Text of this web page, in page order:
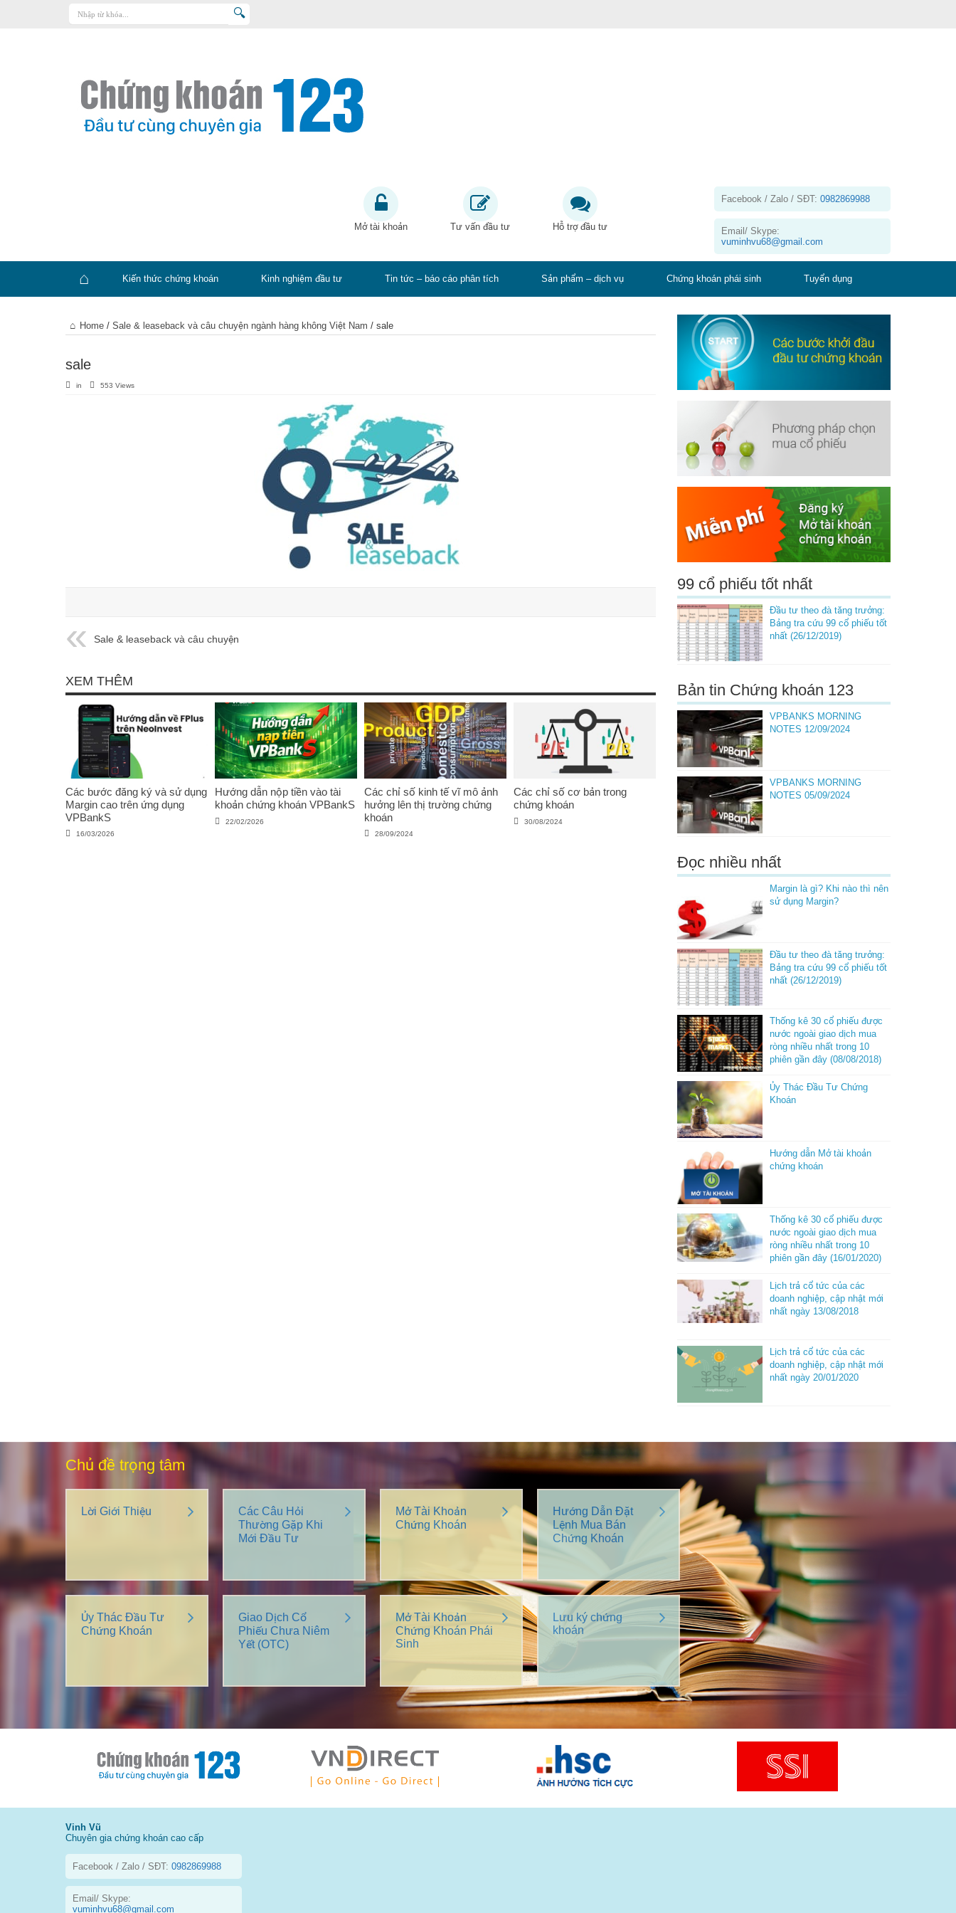
Kiến thức chứng khoán
Kinh nghiệm đầu tư
Tin tức – báo cáo phân tích
Mở tài khoản Tư vấn đầu tư Hỗ trợ đầu tư
Facebook / Zalo / SĐT: 0982869988
Email/ Skype:
vuminhvu68@gmail.com
Trang
chủ
Kiến thức chứng khoán Kinh nghiệm đầu tư Tin tức – báo cáo phân tích Sản phẩm – dịch vụ Chứng khoán phái sinh Tuyển dụng
Home / Sale & leaseback và câu chuyện ngành hàng không Việt Nam / sale
sale
in 553 Views
Sale & leaseback và câu chuyện
XEM THÊM
Các bước đăng ký và sử dụng
Margin cao trên ứng dụng
VPBankS
16/03/2026
Hướng dẫn nộp tiền vào tài
khoản chứng khoán VPBankS
22/02/2026
Các chỉ số kinh tế vĩ mô ảnh
hưởng lên thị trường chứng
khoán
28/09/2024
Các chỉ số cơ bản trong
chứng khoán
30/08/2024
99 cổ phiếu tốt nhất
Đầu tư theo đà tăng trưởng:
Bảng tra cứu 99 cổ phiếu tốt
nhất (26/12/2019)
Bản tin Chứng khoán 123
VPBANKS MORNING
NOTES 12/09/2024
VPBANKS MORNING
NOTES 05/09/2024
Đọc nhiều nhất
Margin là gì? Khi nào thì nên
sử dụng Margin?
Đầu tư theo đà tăng trưởng:
Bảng tra cứu 99 cổ phiếu tốt
nhất (26/12/2019)
Thống kê 30 cổ phiếu được
nước ngoài giao dịch mua
ròng nhiều nhất trong 10
phiên gần đây (08/08/2018)
Ủy Thác Đầu Tư Chứng
Khoán
Hướng dẫn Mở tài khoản
chứng khoán
Thống kê 30 cổ phiếu được
nước ngoài giao dịch mua
ròng nhiều nhất trong 10
phiên gần đây (16/01/2020)
Lịch trả cổ tức của các
doanh nghiệp, cập nhật mới
nhất ngày 13/08/2018
Lịch trả cổ tức của các
doanh nghiệp, cập nhật mới
nhất ngày 20/01/2020
Chủ đề trọng tâm
Lời Giới Thiệu
Các Câu Hỏi
Thường Gặp Khi
Mới Đầu Tư
Mở Tài Khoản
Chứng Khoán
Hướng Dẫn Đặt
Lệnh Mua Bán
Chứng Khoán
Ủy Thác Đầu Tư
Chứng Khoán
Giao Dịch Cổ
Phiếu Chưa Niêm
Yết (OTC)
Mở Tài Khoản
Chứng Khoán Phái
Sinh
Lưu ký chứng
khoán
Vinh Vũ
Chuyên gia chứng khoán cao cấp
Facebook / Zalo / SĐT: 0982869988
Email/ Skype:
vuminhvu68@gmail.com